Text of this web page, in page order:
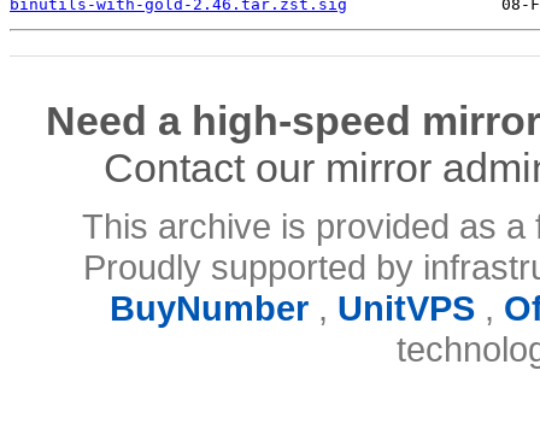
binutils-with-gold-2.46.tar.zst.sig
Need a high-speed
Contact our mirror
This archive is provided as
Proudly supported by
BuyNumber, UnitVPS,